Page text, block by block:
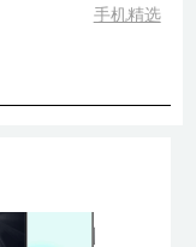
手机精选